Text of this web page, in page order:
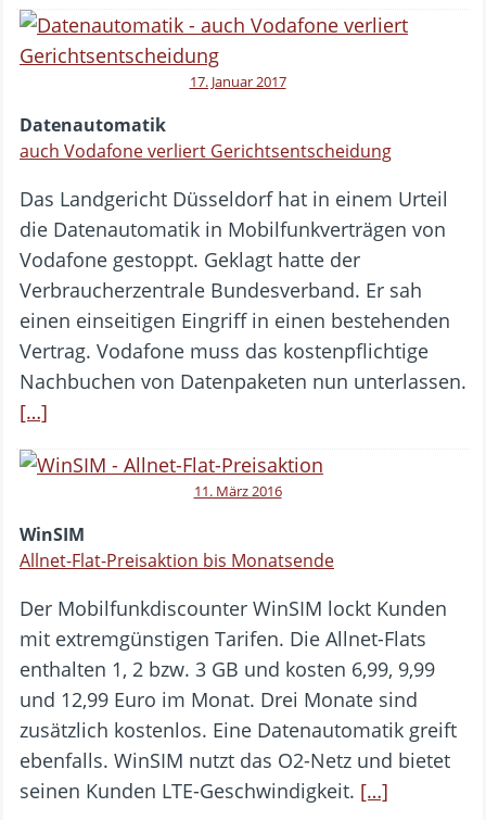
17. Januar 2017
Datenautomatik
auch Vodafone verliert Gerichtsentscheidung
Das Landgericht Düsseldorf hat in einem Urteil
die Datenautomatik in Mobilfunkverträgen von
Vodafone gestoppt. Geklagt hatte der
Verbraucherzentrale Bundesverband. Er sah
einen einseitigen Eingriff in einen bestehenden
Vertrag. Vodafone muss das kostenpflichtige
Nachbuchen von Datenpaketen nun unterlassen.
[…]
11. März 2016
WinSIM
Allnet-Flat-Preisaktion bis Monatsende
Der Mobilfunkdiscounter WinSIM lockt Kunden
mit extremgünstigen Tarifen. Die Allnet-Flats
enthalten 1, 2 bzw. 3 GB und kosten 6,99, 9,99
und 12,99 Euro im Monat. Drei Monate sind
zusätzlich kostenlos. Eine Datenautomatik greift
ebenfalls. WinSIM nutzt das O2-Netz und bietet
seinen Kunden LTE-Geschwindigkeit. […]